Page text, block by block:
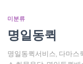
미분류
명일동퀵
명일동퀵서비스, 다마스